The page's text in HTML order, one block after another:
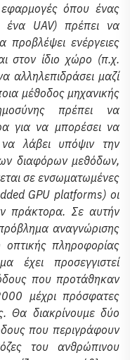
εφαρμογές όπου ένας
UAV) πρέπει να
προβλέψει ενέργειες
στον ίδιο χώρο (π.χ.
μαζί
μέθοδος μηχανικής
πρέπει να
για να μπορέσει να
να λάβει υπόψιν την
διαφόρων μεθόδων,
σε ενσωματωμένες
GPU platforms) οι
πράκτορα. Σε αυτήν
αναγνώρισης
πληροφορίας
προσεγγιστεί
που προτάθηκαν
μέχρι πρόσφατες
Θα διακρίνουμε δύο
που περιγράφουν
του ανθρώπινου